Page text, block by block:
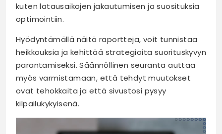
kuten latausaikojen jakautumisen ja suosituksia
optimointiin.
Hyödyntämällä näitä raportteja, voit tunnistaa
heikkouksia ja kehittää strategioita suorituskyvyn
parantamiseksi. Säännöllinen seuranta auttaa
myös varmistamaan, että tehdyt muutokset
ovat tehokkaita ja että sivustosi pysyy
kilpailukykyisenä.